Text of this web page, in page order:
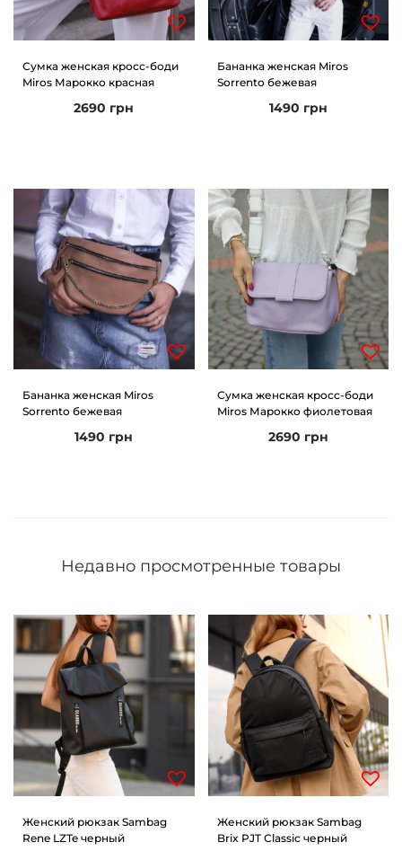
Сумка женская кросс-боди
Miros Марокко красная
2690 грн
Бананка женская Miros
Sorrento бежевая
1490 грн
Бананка женская Miros
Sorrento бежевая
1490 грн
Сумка женская кросс-боди
Miros Марокко фиолетовая
2690 грн
Недавно просмотренные товары
Женский рюкзак Sambag
Rene LZTe черный
Женский рюкзак Sambag
Brix PJT Classic черный